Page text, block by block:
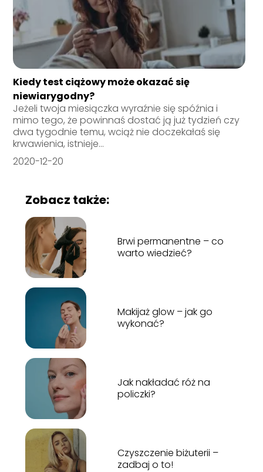
Kiedy test ciążowy może okazać się
niewiarygodny?
Jeżeli twoja miesiączka wyraźnie się spóźnia i
mimo tego, że powinnaś dostać ją już tydzień czy
dwa tygodnie temu, wciąż nie doczekałaś się
krwawienia, istnieje...
2020-12-20
Zobacz także:
Brwi permanentne – co
warto wiedzieć?
Makijaż glow – jak go
wykonać?
Jak nakładać róż na
policzki?
Czyszczenie biżuterii –
zadbaj o to!